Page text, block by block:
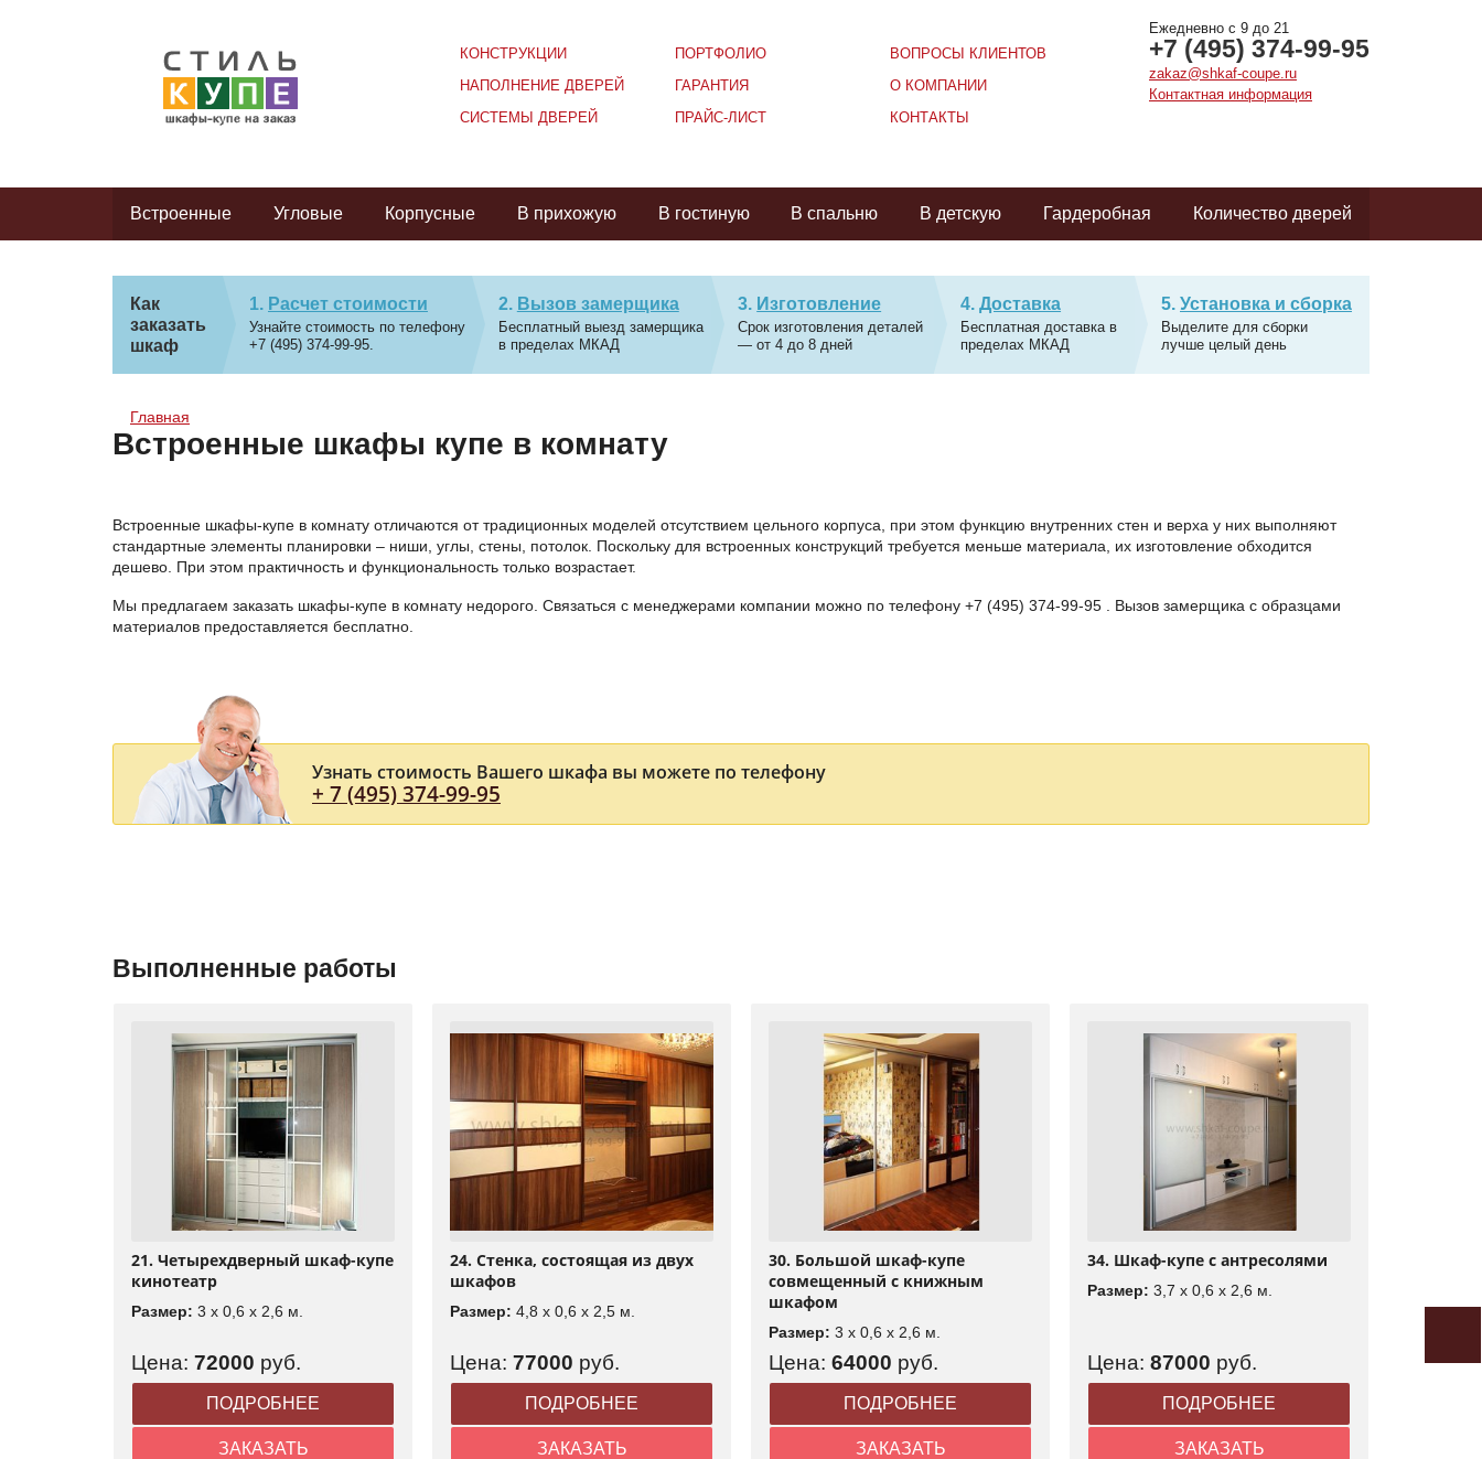
Ежедневно с 9 до 21
+7 (495) 374-99-95
zakaz@shkaf-coupe.ru
Контактная информация
КОНСТРУКЦИИ
НАПОЛНЕНИЕ ДВЕРЕЙ
СИСТЕМЫ ДВЕРЕЙ
ПОРТФОЛИО
ГАРАНТИЯ
ПРАЙС-ЛИСТ
ВОПРОСЫ КЛИЕНТОВ
О КОМПАНИИ
КОНТАКТЫ
Встроенные Угловые Корпусные В прихожую В гостиную В спальню В детскую Гардеробная Количество дверей
Как
заказать
шкаф
Расчет стоимости
Узнайте стоимость по телефону
+7 (495) 374-99-95.
Вызов замерщика
Бесплатный выезд замерщика
в пределах МКАД
Изготовление
Срок изготовления деталей
— от 4 до 8 дней
Доставка
Бесплатная доставка в
пределах МКАД
Установка и сборка
Выделите для сборки
лучше целый день
Главная
Встроенные шкафы купе в комнату
Встроенные шкафы-купе в комнату отличаются от традиционных моделей отсутствием цельного корпуса, при этом функцию внутренних стен и верха у них выполняют
стандартные элементы планировки – ниши, углы, стены, потолок. Поскольку для встроенных конструкций требуется меньше материала, их изготовление обходится
дешево. При этом практичность и функциональность только возрастает.
Мы предлагаем заказать шкафы-купе в комнату недорого. Связаться с менеджерами компании можно по телефону +7 (495) 374-99-95 . Вызов замерщика с образцами
материалов предоставляется бесплатно.
Узнать стоимость Вашего шкафа вы можете по телефону
+ 7 (495) 374-99-95
Выполненные работы
21. Четырехдверный шкаф-купе
кинотеатр
Размер: 3 x 0,6 x 2,6 м.
Цена: 72000 руб.
ПОДРОБНЕЕ
ЗАКАЗАТЬ
24. Стенка, состоящая из двух
шкафов
Размер: 4,8 x 0,6 x 2,5 м.
Цена: 77000 руб.
ПОДРОБНЕЕ
ЗАКАЗАТЬ
30. Большой шкаф-купе
совмещенный с книжным
шкафом
Размер: 3 x 0,6 x 2,6 м.
Цена: 64000 руб.
ПОДРОБНЕЕ
ЗАКАЗАТЬ
34. Шкаф-купе с антресолями
Размер: 3,7 x 0,6 x 2,6 м.
Цена: 87000 руб.
ПОДРОБНЕЕ
ЗАКАЗАТЬ